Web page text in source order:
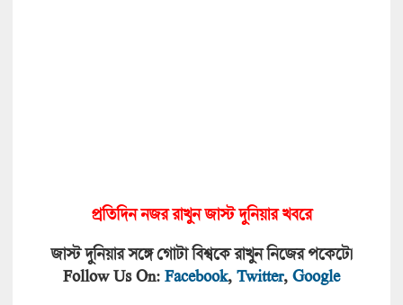
প্রতিদিন নজর রাখুন জাস্ট দুনিয়ার খবরে
জাস্ট দুনিয়ার সঙ্গে গোটা বিশ্বকে রাখুন নিজের পকেটে।
Follow Us On: Facebook, Twitter, Google